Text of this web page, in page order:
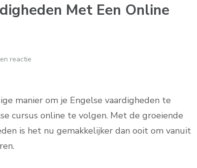
Met Een Online
reactie
manier om je Engelse vaardigheden te
cursus online te volgen. Met de groeiende
is het nu gemakkelijker dan ooit om vanuit